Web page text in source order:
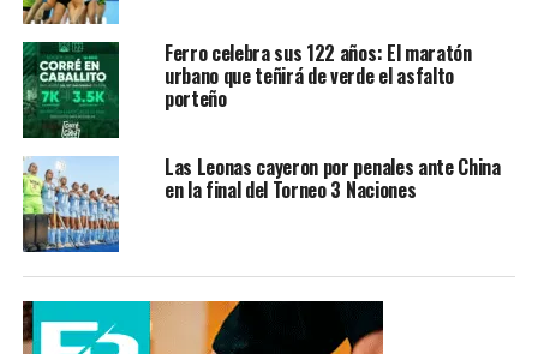
Ferro celebra sus 122 años: El maratón
urbano que teñirá de verde el asfalto
porteño
Las Leonas cayeron por penales ante China
en la final del Torneo 3 Naciones